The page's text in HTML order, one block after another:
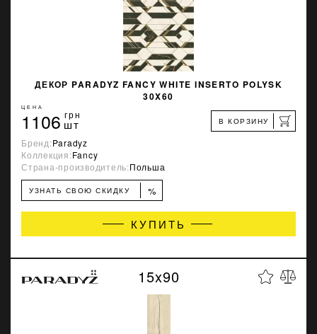
ДЕКОР PARADYZ FANCY WHITE INSERTO POLYSK
30X60
ЦЕНА
1106 грн
шт В КОРЗИНУ
Бренд:Paradyz
Коллекция:Fancy
Страна-производитель:Польша
УЗНАТЬ СВОЮ СКИДКУ %
КУПИТЬ
15x90